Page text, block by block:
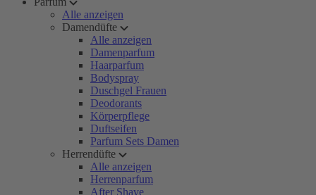
Alle anzeigen
Damendüfte
Alle anzeigen
Damenparfum
Haarparfum
Bodyspray
Duschgel Frauen
Deodorants
Körperpflege
Duftseifen
Parfum Sets Damen
Herrendüfte
Alle anzeigen
Herrenparfum
After Shave